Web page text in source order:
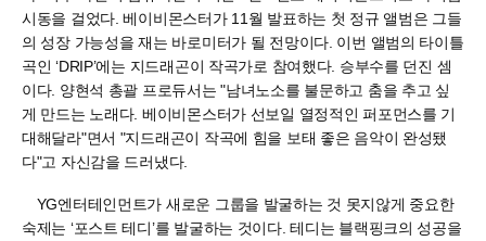
시동을 걸었다. 베이비몬스터가 11월 발표하는 첫 정규 앨범은 그들
의 성장 가능성을 재는 바로미터가 될 전망이다. 이번 앨범의 타이틀
곡인 ‘DRIP’에는 지드래곤이 작곡가로 참여했다. 승부수를 던진 셈
이다. 양현석 총괄 프로듀서는 "남녀노소를 불문하고 춤을 추고 싶
게 만드는 노래다. 베이비몬스터가 선보일 열정적인 퍼포먼스를 기
대해달라"면서 "지드래곤이 작곡에 힘을 보태 좋은 음악이 완성됐
다"고 자신감을 드러냈다.
YG엔터테인먼트가 새로운 그룹을 발굴하는 것 못지않게 중요한
숙제는 ‘포스트 테디’를 발굴하는 것이다. 테디는 블랙핑크의 성공을